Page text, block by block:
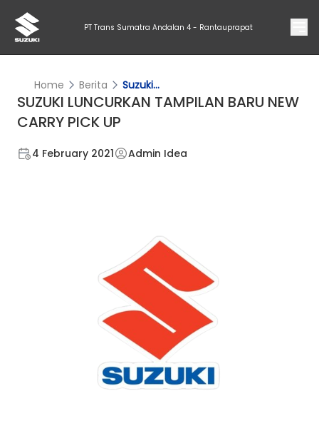
PT Trans Sumatra Andalan 4 - Rantauprapat
Home Berita Suzuki...
SUZUKI LUNCURKAN TAMPILAN BARU NEW
CARRY PICK UP
4 February 2021 Admin Idea